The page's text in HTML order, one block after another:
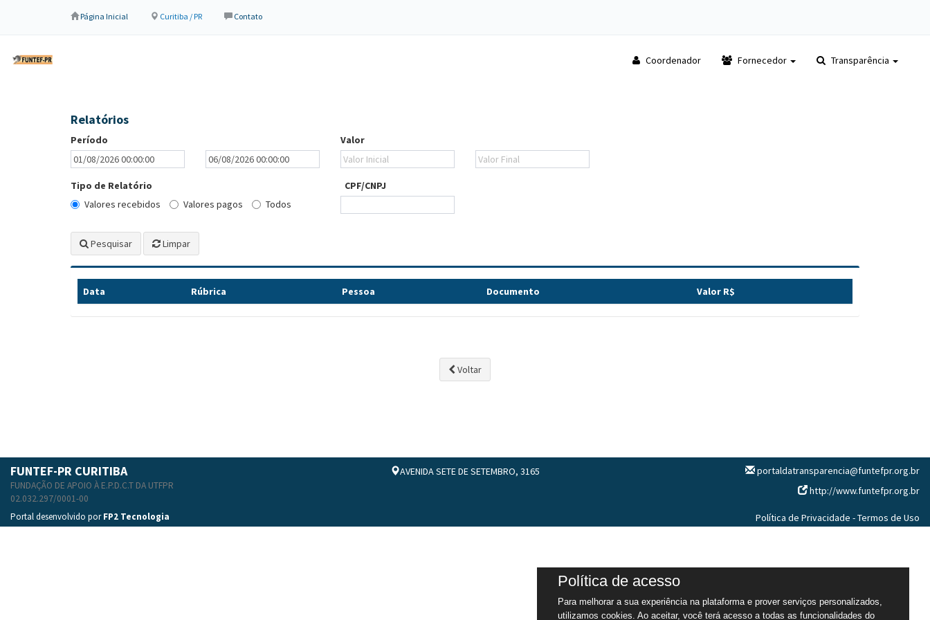
Página Inicial Curitiba / PR Contato
Coordenador Fornecedor Transparência
Relatórios
Período Valor
Tipo de Relatório
Valores recebidos
Valores pagos Todos
CPF/CNPJ
Pesquisar Limpar
Data Rúbrica Pessoa Documento Valor R$
Voltar
FUNTEF-PR CURITIBA
FUNDAÇÃO DE APOIO À E.P.D.C.T DA UTFPR
02.032.297/0001-00
AVENIDA SETE DE SETEMBRO, 3165
portaldatransparencia@funtefpr.org.br
http://www.funtefpr.org.br
Portal desenvolvido porFP2 Tecnologia Política de Privacidade -Termos de Uso
Política de acesso
Para melhorar a sua experiência na plataforma e prover serviços personalizados,
utilizamos cookies. Ao aceitar, você terá acesso a todas as funcionalidades do